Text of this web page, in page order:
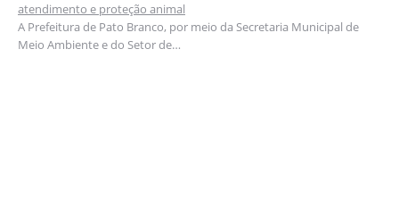
atendimento e proteção animal
A Prefeitura de Pato Branco, por meio da Secretaria Municipal de
Meio Ambiente e do Setor de…